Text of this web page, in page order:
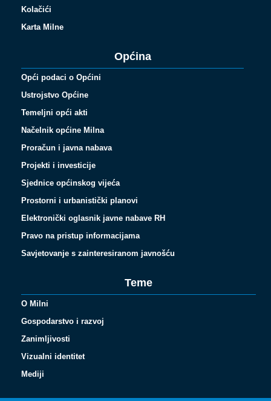
Kolačići
Karta Milne
Općina
Opći podaci o Općini
Ustrojstvo Općine
Temeljni opći akti
Načelnik općine Milna
Proračun i javna nabava
Projekti i investicije
Sjednice općinskog vijeća
Prostorni i urbanistički planovi
Elektronički oglasnik javne nabave RH
Pravo na pristup informacijama
Savjetovanje s zainteresiranom javnošću
Teme
O Milni
Gospodarstvo i razvoj
Zanimljivosti
Vizualni identitet
Mediji